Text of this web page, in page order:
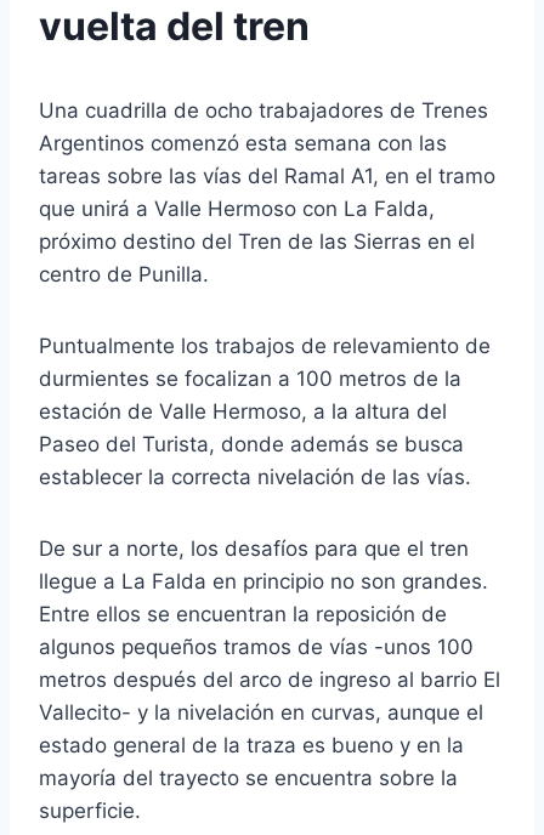
vuelta del tren
Una cuadrilla de ocho trabajadores de Trenes
Argentinos comenzó esta semana con las
tareas sobre las vías del Ramal A1, en el tramo
que unirá a Valle Hermoso con La Falda,
próximo destino del Tren de las Sierras en el
centro de Punilla.
Puntualmente los trabajos de relevamiento de
durmientes se focalizan a 100 metros de la
estación de Valle Hermoso, a la altura del
Paseo del Turista, donde además se busca
establecer la correcta nivelación de las vías.
De sur a norte, los desafíos para que el tren
llegue a La Falda en principio no son grandes.
Entre ellos se encuentran la reposición de
algunos pequeños tramos de vías -unos 100
metros después del arco de ingreso al barrio El
Vallecito- y la nivelación en curvas, aunque el
estado general de la traza es bueno y en la
mayoría del trayecto se encuentra sobre la
superficie.